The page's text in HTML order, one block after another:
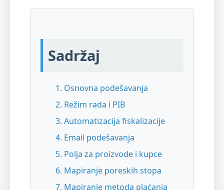
Sadržaj
1. Osnovna podešavanja
2. Režim rada i PIB
3. Automatizacija fiskalizacije
4. Email podešavanja
5. Polja za proizvode i kupce
6. Mapiranje poreskih stopa
7. Mapiranje metoda plaćanja